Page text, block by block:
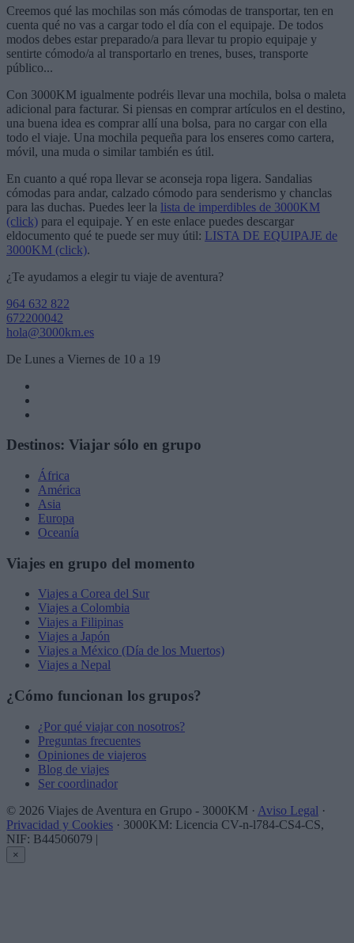
Creemos qué las mochilas son más cómodas de transportar, ten en
cuenta qué no vas a cargar todo el día con el equipaje. De todos
modos debes estar preparado/a para llevar tu propio equipaje y
sentirte cómodo/a al transportarlo en trenes, buses, transporte
público...
Con 3000KM igualmente podréis llevar una mochila, bolsa o maleta
adicional para facturar. Si piensas en comprar artículos en el destino,
una buena idea es comprar allí una bolsa, para no cargar con ella
todo el viaje. Una mochila pequeña para los enseres como cartera,
móvil, una muda o similar también es útil.
En cuanto a qué ropa llevar se aconseja ropa ligera. Sandalias
cómodas para andar, calzado cómodo para senderismo y chanclas
para las duchas. Puedes leer la lista de imperdibles de 3000KM
(click) para el equipaje. Y en este enlace puedes descargar
eldocumento qué te puede ser muy útil: LISTA DE EQUIPAJE de
3000KM (click).
¿Te ayudamos a elegir tu viaje de aventura?
964 632 822
672200042
hola@3000km.es
De Lunes a Viernes de 10 a 19
Destinos: Viajar sólo en grupo
África
América
Asia
Europa
Oceanía
Viajes en grupo del momento
Viajes a Corea del Sur
Viajes a Colombia
Viajes a Filipinas
Viajes a Japón
Viajes a México (Día de los Muertos)
Viajes a Nepal
¿Cómo funcionan los grupos?
¿Por qué viajar con nosotros?
Preguntas frecuentes
Opiniones de viajeros
Blog de viajes
Ser coordinador
© 2026 Viajes de Aventura en Grupo - 3000KM · Aviso Legal ·
Privacidad y Cookies · 3000KM: Licencia CV-n-l784-CS4-CS,
NIF: B44506079 |
×